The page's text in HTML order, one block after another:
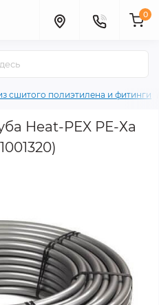
0
сшитого полиэтилена и фитинги
Heat-PEX РЕ-Ха